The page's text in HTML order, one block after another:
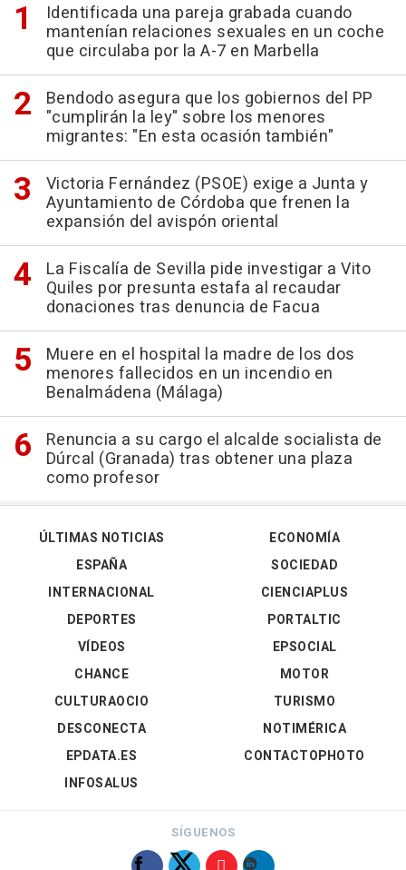
Identificada una pareja grabada cuando
mantenían relaciones sexuales en un coche
que circulaba por la A-7 en Marbella
Bendodo asegura que los gobiernos del PP
"cumplirán la ley" sobre los menores
migrantes: "En esta ocasión también"
Victoria Fernández (PSOE) exige a Junta y
Ayuntamiento de Córdoba que frenen la
expansión del avispón oriental
La Fiscalía de Sevilla pide investigar a Vito
Quiles por presunta estafa al recaudar
donaciones tras denuncia de Facua
Muere en el hospital la madre de los dos
menores fallecidos en un incendio en
Benalmádena (Málaga)
Renuncia a su cargo el alcalde socialista de
Dúrcal (Granada) tras obtener una plaza
como profesor
ÚLTIMAS NOTICIAS
ESPAÑA
INTERNACIONAL
DEPORTES
VÍDEOS
ECONOMÍA
SOCIEDAD
CIENCIAPLUS
PORTALTIC
EPSOCIAL
CHANCE
CULTURAOCIO
DESCONECTA
EPDATA.ES
INFOSALUS
MOTOR
TURISMO
NOTIMÉRICA
CONTACTOPHOTO
SÍGUENOS